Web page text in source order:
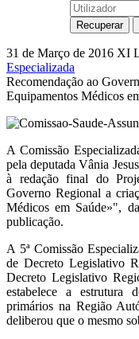
31 de Março de 2016 XI
Especializada
Recomendação ao
Equipamentos Médicos
A Comissão
pela deputada Vânia
à redação final do
Governo Regional a
Médicos em Saúde»",
publicação.
A 5ª Comissão
de Decreto Legislativo
Decreto Legislativo
estabelece a estrutura
primários na Região
deliberou que o mesmo